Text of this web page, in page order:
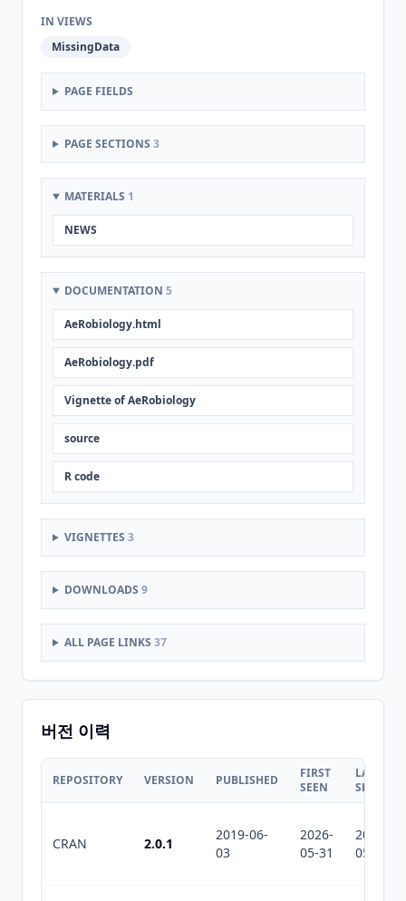
IN VIEWS
MissingData
PAGE FIELDS
PAGE SECTIONS 3
MATERIALS 1
NEWS
DOCUMENTATION 5
AeRobiology.html
AeRobiology.pdf
Vignette of AeRobiology
source
R code
VIGNETTES 3
DOWNLOADS 9
ALL PAGE LINKS 37
버전 이력
REPOSITORY VERSION PUBLISHED
FIRST
SEEN
LAST
SEEN
CRAN 2.0.1
2019-06-
03
2026-
05-31
2026-
05-31